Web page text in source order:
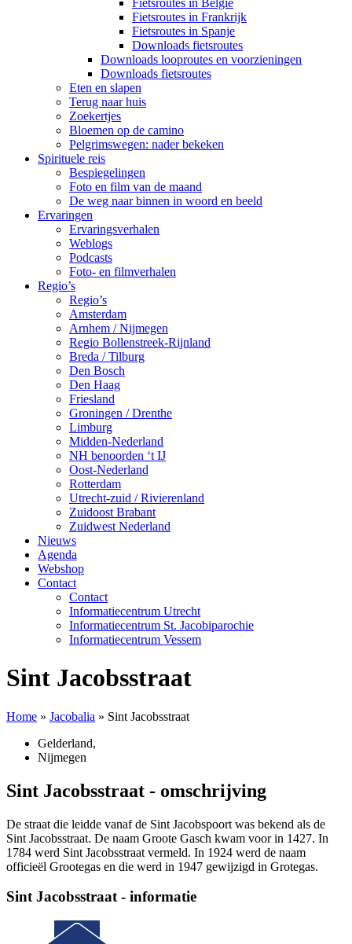
Fietsroutes in België
Fietsroutes in Frankrijk
Fietsroutes in Spanje
Downloads fietsroutes
Downloads looproutes en voorzieningen
Downloads fietsroutes
Eten en slapen
Terug naar huis
Zoekertjes
Bloemen op de camino
Pelgrimswegen: nader bekeken
Spirituele reis
Bespiegelingen
Foto en film van de maand
De weg naar binnen in woord en beeld
Ervaringen
Ervaringsverhalen
Weblogs
Podcasts
Foto- en filmverhalen
Regio’s
Regio’s
Amsterdam
Arnhem / Nijmegen
Regio Bollenstreek-Rijnland
Breda / Tilburg
Den Bosch
Den Haag
Friesland
Groningen / Drenthe
Limburg
Midden-Nederland
NH benoorden ‘t IJ
Oost-Nederland
Rotterdam
Utrecht-zuid / Rivierenland
Zuidoost Brabant
Zuidwest Nederland
Nieuws
Agenda
Webshop
Contact
Contact
Informatiecentrum Utrecht
Informatiecentrum St. Jacobiparochie
Informatiecentrum Vessem
Sint Jacobsstraat
Home » Jacobalia » Sint Jacobsstraat
Gelderland,
Nijmegen
Sint Jacobsstraat - omschrijving
De straat die leidde vanaf de Sint Jacobspoort was bekend als de
Sint Jacobsstraat. De naam Groote Gasch kwam voor in 1427. In
1784 werd Sint Jacobsstraat vermeld. In 1924 werd de naam
officieël Grootegas en die werd in 1947 gewijzigd in Grotegas.
Sint Jacobsstraat - informatie